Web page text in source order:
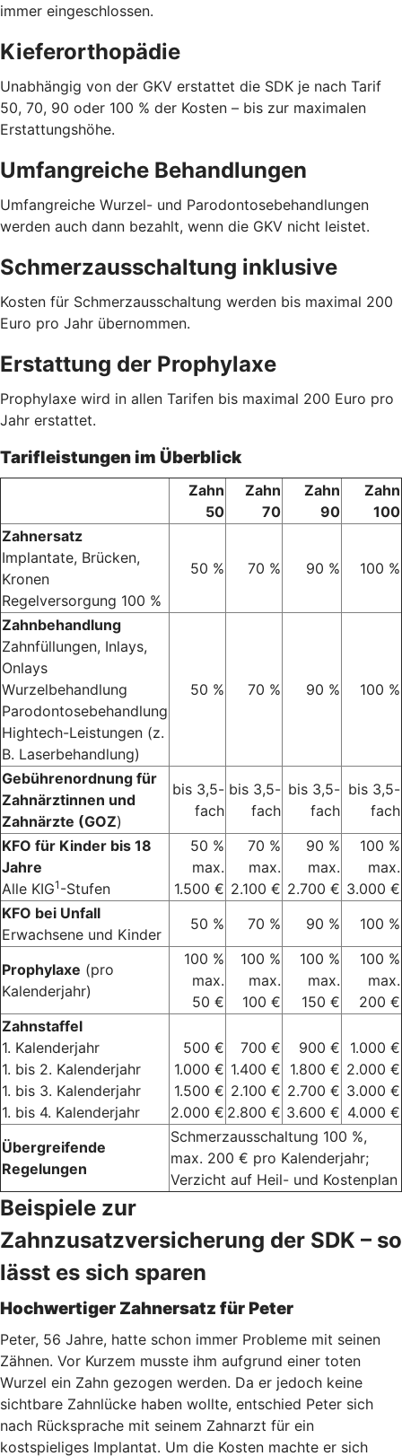
immer eingeschlossen.
Kieferorthopädie
Unabhängig von der GKV erstattet die SDK je nach Tarif
50, 70, 90 oder 100 % der Kosten – bis zur maximalen
Erstattungshöhe.
Umfangreiche Behandlungen
Umfangreiche Wurzel- und Parodontosebehandlungen
werden auch dann bezahlt, wenn die GKV nicht leistet.
Schmerzausschaltung inklusive
Kosten für Schmerzausschaltung werden bis maximal 200
Euro pro Jahr übernommen.
Erstattung der Prophylaxe
Prophylaxe wird in allen Tarifen bis maximal 200 Euro pro
Jahr erstattet.
Tarifleistungen im Überblick
Zahn
50
Zahn
70
Zahn
90
Zahn
100
Zahnersatz
Implantate, Brücken,
Kronen
Regelversorgung 100 %
50 % 70 % 90 % 100 %
Zahnbehandlung
Zahnfüllungen, Inlays,
Onlays
Wurzelbehandlung
Parodontosebehandlung
Hightech-Leistungen (z.
B. Laserbehandlung)
50 % 70 % 90 % 100 %
Gebührenordnung für
Zahnärztinnen und
Zahnärzte (GOZ)
bis 3,5-
fach
bis 3,5-
fach
bis 3,5-
fach
bis 3,5-
fach
KFO für Kinder bis 18
Jahre
Alle KIG1 -Stufen
50 %
max.
1.500 €
70 %
max.
2.100 €
90 %
max.
2.700 €
100 %
max.
3.000 €
KFO bei Unfall
Erwachsene und Kinder
50 % 70 % 90 % 100 %
Prophylaxe (pro
Kalenderjahr)
100 %
max.
50 €
100 %
max.
100 €
100 %
max.
150 €
100 %
max.
200 €
Zahnstaffel
1. Kalenderjahr
1. bis 2. Kalenderjahr
1. bis 3. Kalenderjahr
1. bis 4. Kalenderjahr
500 €
1.000 €
1.500 €
2.000 €
700 €
1.400 €
2.100 €
2.800 €
900 €
1.800 €
2.700 €
3.600 €
1.000 €
2.000 €
3.000 €
4.000 €
Übergreifende
Regelungen
Schmerzausschaltung 100 %,
max. 200 € pro Kalenderjahr;
Verzicht auf Heil- und Kostenplan
Beispiele zur
Zahnzusatzversicherung der SDK – so
lässt es sich sparen
Hochwertiger Zahnersatz für Peter
Peter, 56 Jahre, hatte schon immer Probleme mit seinen
Zähnen. Vor Kurzem musste ihm aufgrund einer toten
Wurzel ein Zahn gezogen werden. Da er jedoch keine
sichtbare Zahnlücke haben wollte, entschied Peter sich
nach Rücksprache mit seinem Zahnarzt für ein
kostspieliges Implantat. Um die Kosten machte er sich